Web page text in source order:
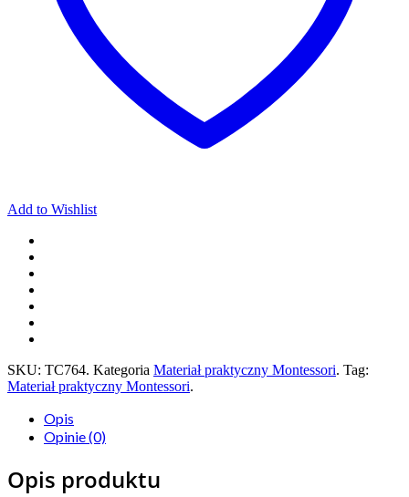
Add to Wishlist
SKU: TC764. Kategoria Materiał praktyczny Montessori. Tag:
Materiał praktyczny Montessori.
Opis
Opinie (0)
Opis produktu